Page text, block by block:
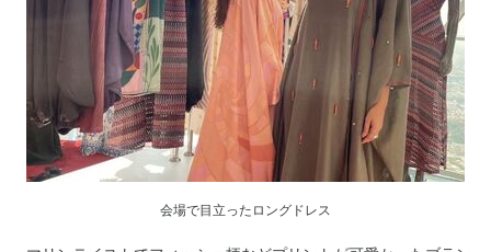
会場で目立ったロングドレス